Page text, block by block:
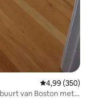
Gemiddelde
4,99 (350)
van Boston met